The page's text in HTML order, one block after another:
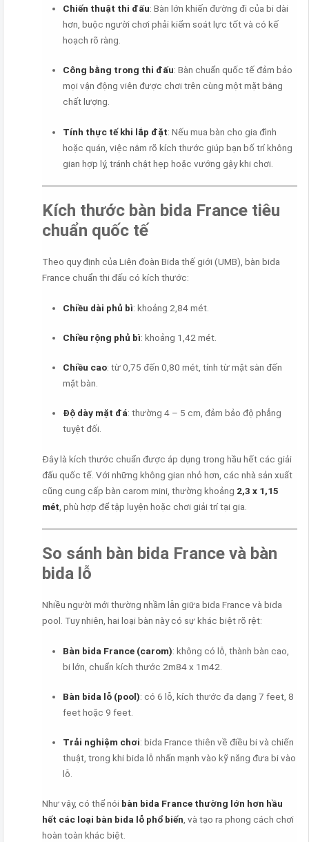
Chiến thuật thi đấu: Bàn lớn khiến đường đi của bi dài
hơn, buộc người chơi phải kiểm soát lực tốt và có kế
hoạch rõ ràng.
Công bằng trong thi đấu: Bàn chuẩn quốc tế đảm bảo
mọi vận động viên được chơi trên cùng một mặt bằng
chất lượng.
Tính thực tế khi lắp đặt: Nếu mua bàn cho gia đình
hoặc quán, việc nắm rõ kích thước giúp bạn bố trí không
gian hợp lý, tránh chật hẹp hoặc vướng gậy khi chơi.
Kích thước bàn bida France tiêu
chuẩn quốc tế
Theo quy định của Liên đoàn Bida thế giới (UMB), bàn bida
France chuẩn thi đấu có kích thước:
Chiều dài phủ bì: khoảng 2,84 mét.
Chiều rộng phủ bì: khoảng 1,42 mét.
Chiều cao: từ 0,75 đến 0,80 mét, tính từ mặt sàn đến
mặt bàn.
Độ dày mặt đá: thường 4 – 5 cm, đảm bảo độ phẳng
tuyệt đối.
Đây là kích thước chuẩn được áp dụng trong hầu hết các giải
đấu quốc tế. Với những không gian nhỏ hơn, các nhà sản xuất
cũng cung cấp bàn carom mini, thường khoảng 2,3 x 1,15
mét , phù hợp để tập luyện hoặc chơi giải trí tại gia.
So sánh bàn bida France và bàn
bida lỗ
Nhiều người mới thường nhầm lẫn giữa bida France và bida
pool. Tuy nhiên, hai loại bàn này có sự khác biệt rõ rệt:
Bàn bida France (carom): không có lỗ, thành bàn cao,
bi lớn, chuẩn kích thước 2m84 x 1m42.
Bàn bida lỗ (pool): có 6 lỗ, kích thước đa dạng 7 feet, 8
feet hoặc 9 feet.
Trải nghiệm chơi: bida France thiên về điều bi và chiến
thuật, trong khi bida lỗ nhấn mạnh vào kỹ năng đưa bi vào
lỗ.
Như vậy, có thể nói bàn bida France thường lớn hơn hầu
hết các loại bàn bida lỗ phổ biến, và tạo ra phong cách chơi
hoàn toàn khác biệt.